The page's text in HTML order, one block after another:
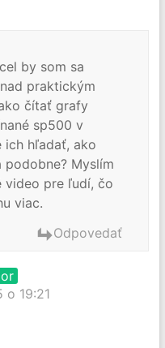
by som sa
praktickým
čítať grafy
sp500 v
ich hľadať, ako
podobne? Myslím
video pre ľudí, čo
viac.
Odpovedať
o 19:21